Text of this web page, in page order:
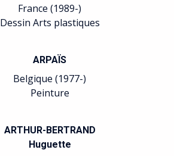
France (1989-)
Dessin Arts plastiques
ARPAÏS
Belgique (1977-)
Peinture
ARTHUR-BERTRAND
Huguette